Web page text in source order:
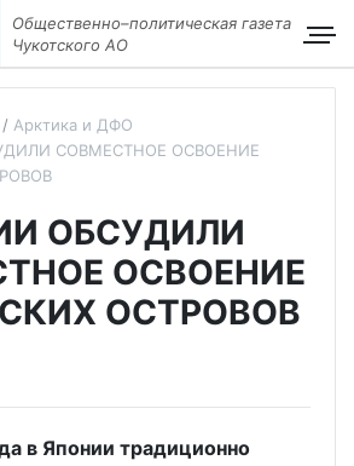
Общественно–политическая газета
Чукотского АО
Арктика и ДФО
СОВМЕСТНОЕ ОСВОЕНИЕ
ОБСУДИЛИ
ОСВОЕНИЕ
ОСТРОВОВ
в Японии традиционно